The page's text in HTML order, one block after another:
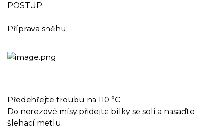
POSTUP:
Příprava sněhu:
Předehřejte troubu na 110 °C.
Do nerezové mísy přidejte bílky se solí a nasaďte
šlehací metlu.